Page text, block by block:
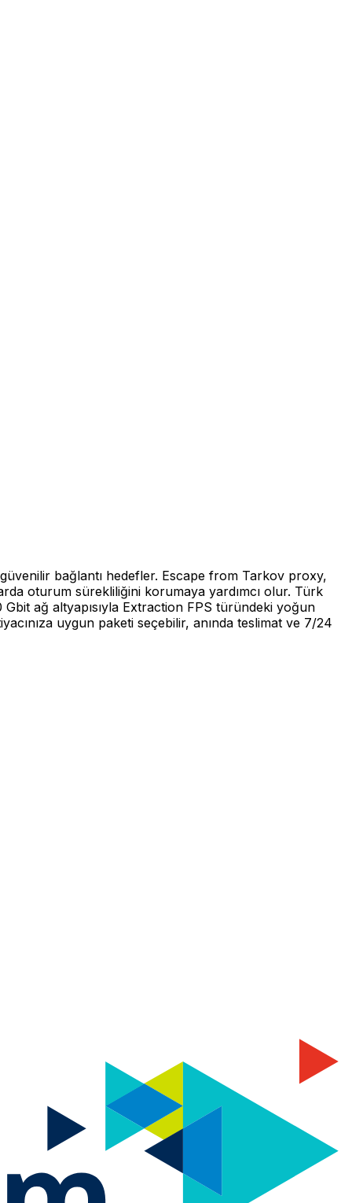
bağlantı hedefler. Escape from Tarkov proxy,
oturum sürekliliğini korumaya yardımcı olur. Türk
ağ altyapısıyla Extraction FPS türündeki yoğun
uygun paketi seçebilir, anında teslimat ve 7/24